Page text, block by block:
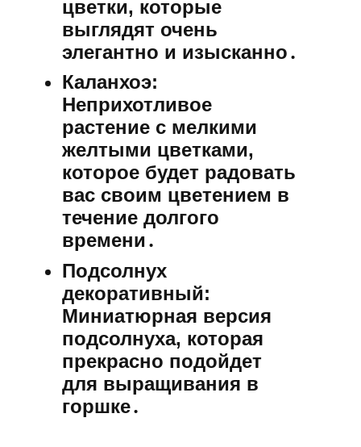
цветки, которые
выглядят очень
элегантно и изысканно․
Каланхоэ:
Неприхотливое
растение с мелкими
желтыми цветками,
которое будет радовать
вас своим цветением в
течение долгого
времени․
Подсолнух
декоративный:
Миниатюрная версия
подсолнуха, которая
прекрасно подойдет
для выращивания в
горшке․